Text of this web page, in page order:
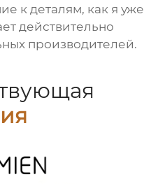
к деталям, как я уже
действительно
производителей.